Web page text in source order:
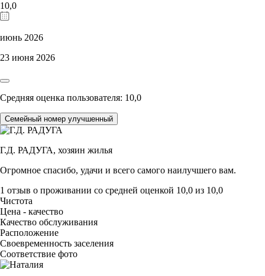
10,0
июнь 2026
23 июня 2026
Средняя оценка пользователя: 10,0
Семейный номер улучшенный
Г.Д. РАДУГА, хозяин жилья
Огромное спасибо, удачи и всего самого наилучшего вам.
1 отзыв о проживании со средней оценкой 10,0 из 10,0
Чистота
Цена - качество
Качество обслуживания
Расположение
Своевременность заселения
Соответствие фото